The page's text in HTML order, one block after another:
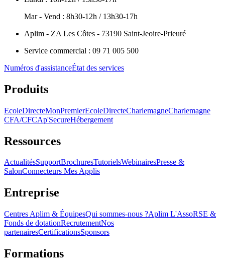
Mar - Vend : 8h30-12h / 13h30-17h
Aplim - ZA Les Côtes - 73190 Saint-Jeoire-Prieuré
Service commercial : 09 71 005 500
Numéros d'assistanceÉtat des services
Produits
EcoleDirecteMonPremierEcoleDirecteCharlemagneCharlemagne
CFA/CFCAp'SecureHébergement
Ressources
ActualitésSupportBrochuresTutorielsWebinairesPresse &
SalonConnecteurs Mes Applis
Entreprise
Centres Aplim & ÉquipesQui sommes-nous ?Aplim L'AssoRSE &
Fonds de dotationRecrutementNos
partenairesCertificationsSponsors
Formations